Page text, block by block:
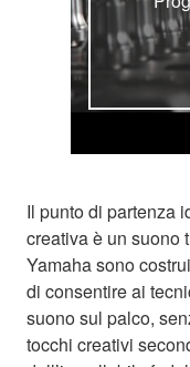
Il punto di partenza
creativa è un suono
Yamaha sono
di consentire ai
suono sul palco,
tocchi creativi